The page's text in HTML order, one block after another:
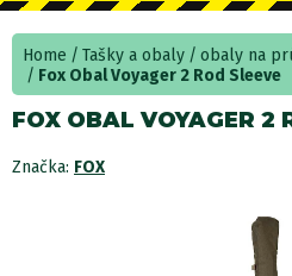
Home Tašky a obaly
obaly na
Fox Obal Voyager 2 Rod Sleeve
FOX OBAL VOYAGER 2
Značka: FOX